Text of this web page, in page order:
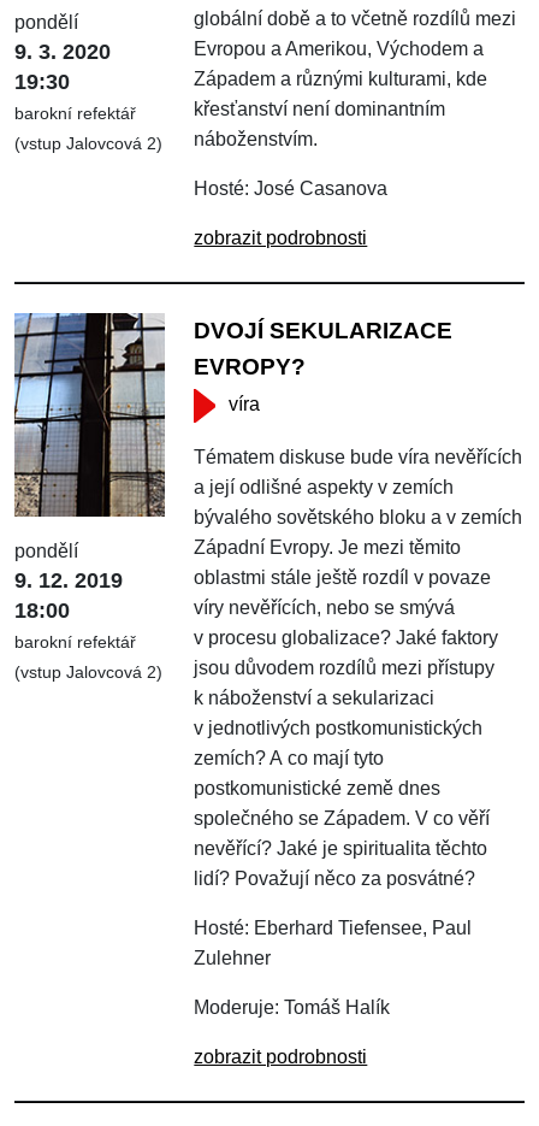
pondělí
9. 3. 2020
19:30
barokní refektář
(vstup Jalovcová 2)
globální době a to včetně rozdílů mezi
Evropou a Amerikou, Východem a
Západem a různými kulturami, kde
křesťanství není dominantním
náboženstvím.
Hosté: José Casanova
zobrazit podrobnosti
pondělí
9. 12. 2019
18:00
barokní refektář
(vstup Jalovcová 2)
DVOJÍ SEKULARIZACE
EVROPY?
víra
Tématem diskuse bude víra nevěřících
a její odlišné aspekty v zemích
bývalého sovětského bloku a v zemích
Západní Evropy. Je mezi těmito
oblastmi stále ještě rozdíl v povaze
víry nevěřících, nebo se smývá
v procesu globalizace? Jaké faktory
jsou důvodem rozdílů mezi přístupy
k náboženství a sekularizaci
v jednotlivých postkomunistických
zemích? A co mají tyto
postkomunistické země dnes
společného se Západem. V co věří
nevěřící? Jaké je spiritualita těchto
lidí? Považují něco za posvátné?
Hosté: Eberhard Tiefensee, Paul
Zulehner
Moderuje: Tomáš Halík
zobrazit podrobnosti